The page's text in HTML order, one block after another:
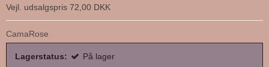
Vejl. udsalgspris 72,00 DKK
CamaRose
Lagerstatus: På lager